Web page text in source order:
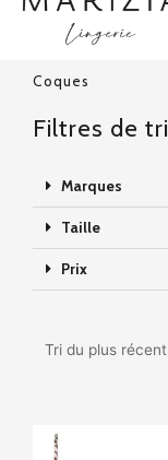
Coques
Filtres de tri
Marques
Taille
Prix